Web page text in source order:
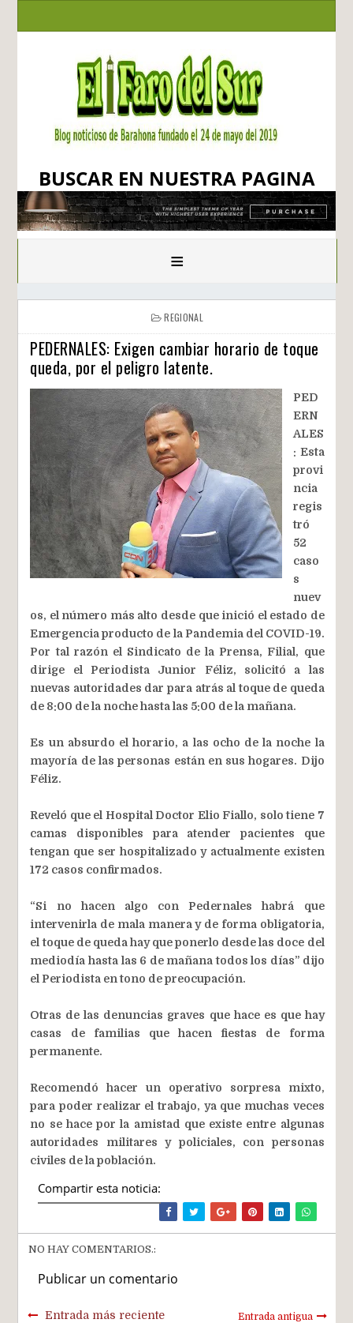
BUSCAR EN NUESTRA PAGINA
≡
REGIONAL
PEDERNALES: Exigen cambiar horario de toque
queda, por el peligro latente.
PED
ERN
ALES
: Esta
provi
ncia
regis
tró
52
caso
s
nuev
os, el número más alto desde que inició el estado de
Emergencia producto de la Pandemia del COVID-19.
Por tal razón el Sindicato de la Prensa, Filial, que
dirige el Periodista Junior Féliz, solicitó a las
nuevas autoridades dar para atrás al toque de queda
de 8:00 de la noche hasta las 5:00 de la mañana.
Es un absurdo el horario, a las ocho de la noche la
mayoría de las personas están en sus hogares. Dijo
Féliz.
Reveló que el Hospital Doctor Elio Fiallo, solo tiene 7
camas disponibles para atender pacientes que
tengan que ser hospitalizado y actualmente existen
172 casos confirmados.
“Si no hacen algo con Pedernales habrá que
intervenirla de mala manera y de forma obligatoria,
el toque de queda hay que ponerlo desde las doce del
mediodía hasta las 6 de mañana todos los días” dijo
el Periodista en tono de preocupación.
Otras de las denuncias graves que hace es que hay
casas de familias que hacen fiestas de forma
permanente.
Recomendó hacer un operativo sorpresa mixto,
para poder realizar el trabajo, ya que muchas veces
no se hace por la amistad que existe entre algunas
autoridades militares y policiales, con personas
civiles de la población.
Compartir esta noticia:
NO HAY COMENTARIOS.:
Publicar un comentario
Entrada más reciente Entrada antigua